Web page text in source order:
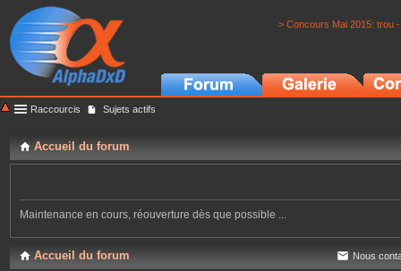
> Concours Mai 2015: trou
Raccourcis Sujets actifs
Accueil du forum
Maintenance en cours, réouverture dès que possible ...
Accueil du forum Nous